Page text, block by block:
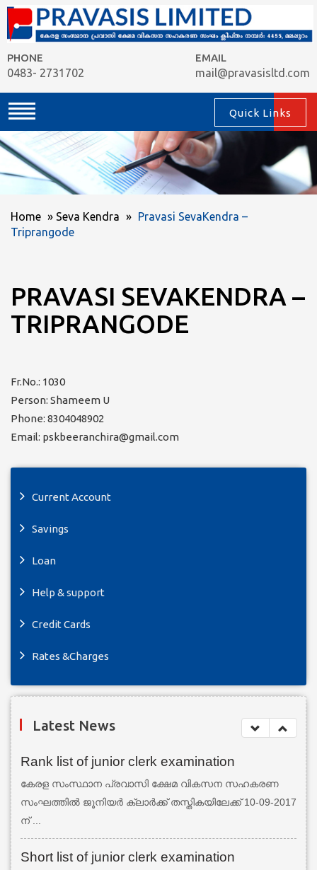
PHONE
0483- 2731702
EMAIL
mail@pravasisltd.com
Quick Links
Home » Seva Kendra » Pravasi SevaKendra –
Triprangode
PRAVASI SEVAKENDRA –
TRIPRANGODE
Fr.No.: 1030
Person: Shameem U
Phone: 8304048902
Email: pskbeeranchira@gmail.com
Current Account
Savings
Loan
Help & support
Credit Cards
Rates &Charges
Latest News
Rank list of junior clerk examination
കേരള സംസ്ഥാന പ്രവാസി ക്ഷേമ വികസന സഹകരണ
സംഘത്തില്‍ ജൂനിയര്‍ ക്ലാര്‍ക്ക് തസ്തികയിലേക്ക് 10-09-2017
ന് ...
Short list of junior clerk examination